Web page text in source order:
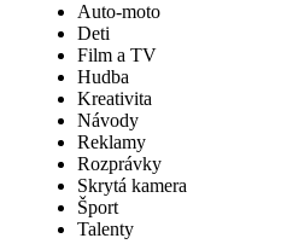
Auto-moto
Deti
Film a TV
Hudba
Kreativita
Návody
Reklamy
Rozprávky
Skrytá kamera
Šport
Talenty